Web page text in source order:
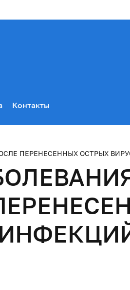
Контакты
ПЕРЕНЕСЕННЫХ ОСТРЫХ